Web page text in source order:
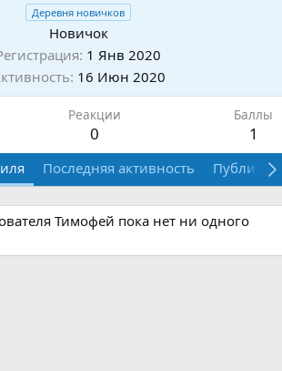
Деревня новичков
Новичок
1 Янв 2020
16 Июн 2020
Реакции
0
Баллы
1
Последняя активность
Тимофей пока нет ни одного